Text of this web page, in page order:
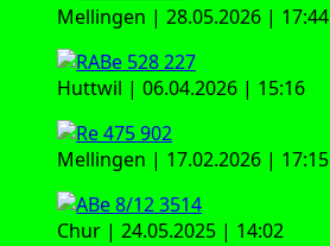
Mellingen | 28.05.2026 | 17:44
Huttwil | 06.04.2026 | 15:16
Mellingen | 17.02.2026 | 17:15
Chur | 24.05.2025 | 14:02